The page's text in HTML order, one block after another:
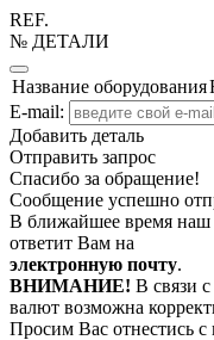
REF.
№ ДЕТАЛИ
Название оборудования
E-mail:
Добавить деталь
Отправить запрос
Спасибо за обращение!
Сообщение успешно
В ближайшее время наш
ответит Вам на
электронную почту.
ВНИМАНИЕ! В связи
валют возможна
Просим Вас отнестись